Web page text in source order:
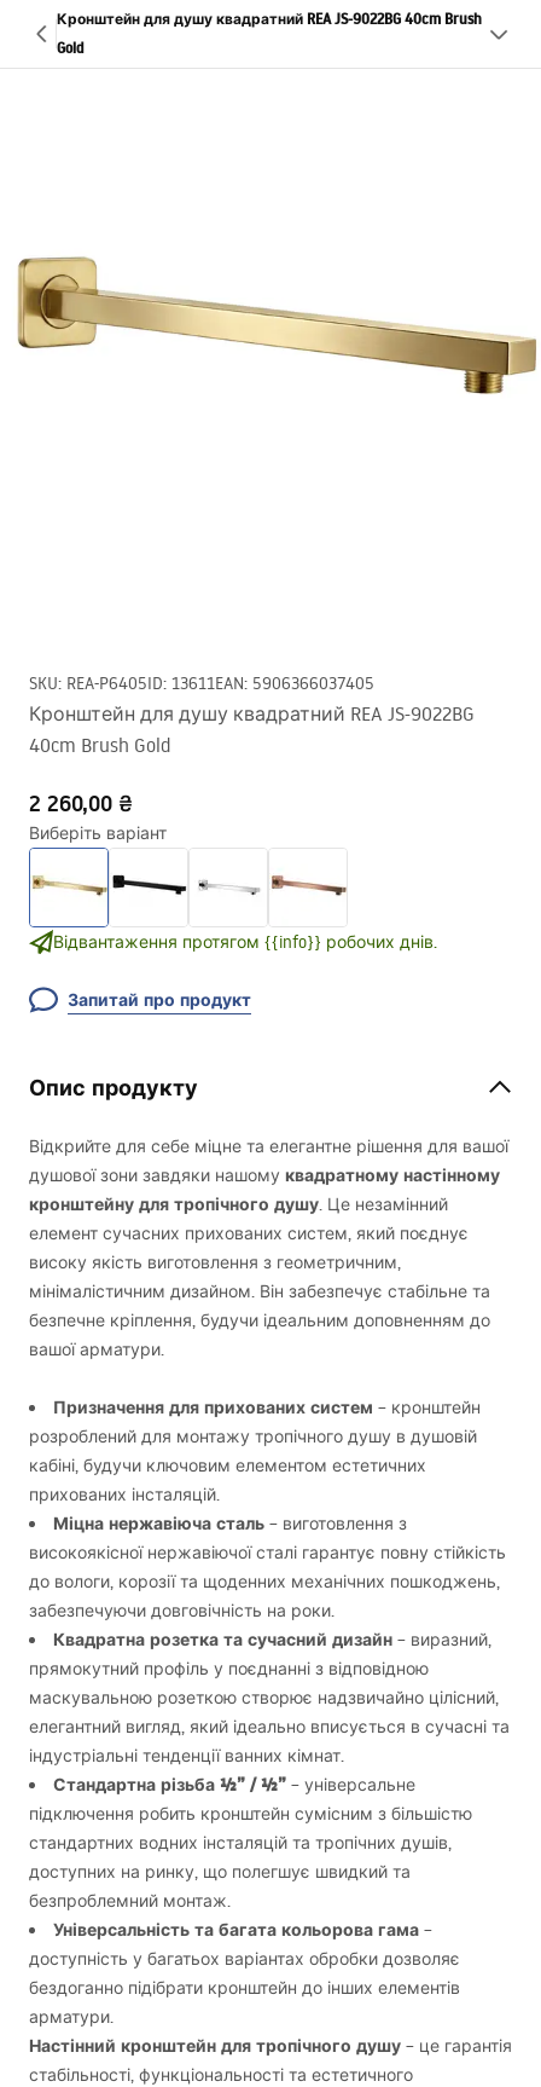
Кронштейн для душу квадратний REA JS-9022BG 40cm Brush
Gold
SKU: REA-P6405ID: 13611EAN: 5906366037405
Кронштейн для душу квадратний REA JS-9022BG
40cm Brush Gold
2 260,00 ₴
Виберіть варіант
Відвантаження протягом {{info}} робочих днів.
Запитай про продукт
Опис продукту
Відкрийте для себе міцне та елегантне рішення для вашої
душової зони завдяки нашому квадратному настінному
кронштейну для тропічного душу. Це незамінний
елемент сучасних прихованих систем, який поєднує
високу якість виготовлення з геометричним,
мінімалістичним дизайном. Він забезпечує стабільне та
безпечне кріплення, будучи ідеальним доповненням до
вашої арматури.
Призначення для прихованих систем – кронштейн
розроблений для монтажу тропічного душу в душовій
кабіні, будучи ключовим елементом естетичних
прихованих інсталяцій.
Міцна нержавіюча сталь – виготовлення з
високоякісної нержавіючої сталі гарантує повну стійкість
до вологи, корозії та щоденних механічних пошкоджень,
забезпечуючи довговічність на роки.
Квадратна розетка та сучасний дизайн – виразний,
прямокутний профіль у поєднанні з відповідною
маскувальною розеткою створює надзвичайно цілісний,
елегантний вигляд, який ідеально вписується в сучасні та
індустріальні тенденції ванних кімнат.
Стандартна різьба ½” / ½” – універсальне
підключення робить кронштейн сумісним з більшістю
стандартних водних інсталяцій та тропічних душів,
доступних на ринку, що полегшує швидкий та
безпроблемний монтаж.
Універсальність та багата кольорова гама –
доступність у багатьох варіантах обробки дозволяє
бездоганно підібрати кронштейн до інших елементів
арматури.
Настінний кронштейн для тропічного душу – це гарантія
стабільності, функціональності та естетичного